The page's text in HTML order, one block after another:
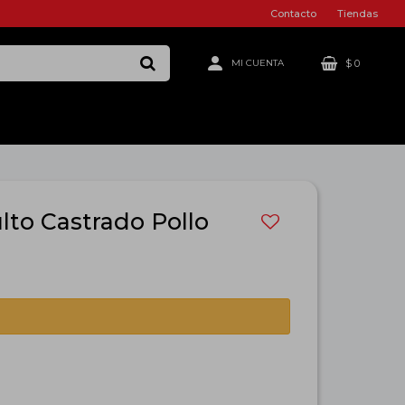
$ 0
Contacto Tiendas
Castrado Pollo